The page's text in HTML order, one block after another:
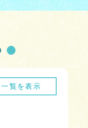
一覧を表示